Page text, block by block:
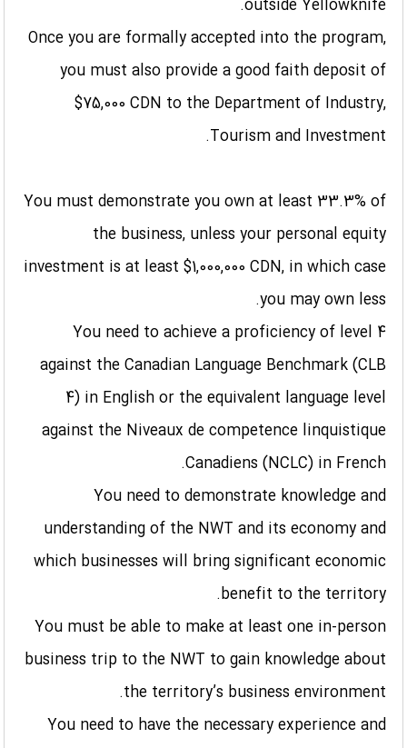
outside Yellowknife.
Once you are formally accepted into the program,
you must also provide a good faith deposit of
$75,000 CDN to the Department of Industry,
Tourism and Investment.
You must demonstrate you own at least 33.3% of
the business, unless your personal equity
investment is at least $1,000,000 CDN, in which case
you may own less.
You need to achieve a proficiency of level 4
against the Canadian Language Benchmark (CLB
4) in English or the equivalent language level
against the Niveaux de competence linquistique
Canadiens (NCLC) in French.
You need to demonstrate knowledge and
understanding of the NWT and its economy and
which businesses will bring significant economic
benefit to the territory.
You must be able to make at least one in-person
business trip to the NWT to gain knowledge about
the territory’s business environment.
You need to have the necessary experience and